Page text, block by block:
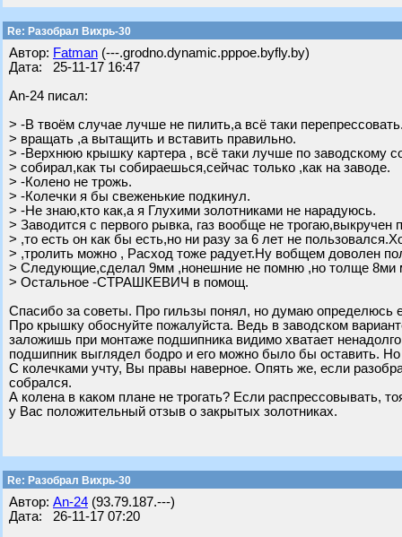
Re: Разобрал Вихрь-30
Автор: Fatman (---.grodno.dynamic.pppoe.byfly.by)
Дата: 25-11-17 16:47
An-24 писал:
> -В твоём случае лучше не пилить,а всё таки
> вращать ,а вытащить и вставить правильно.
> -Верхнюю крышку картера , всё таки лучше по заводскому
> собирал,как ты собираешься,сейчас только ,как на заводе.
> -Колено не трожь.
> -Колечки я бы свеженькие подкинул.
> -Не знаю,кто как,а я Глухими золотниками не нарадуюсь.
> Заводится с первого рывка, газ вообще не трогаю,выкручен
> ,то есть он как бы есть,но ни разу за 6 лет не
> ,тролить можно , Расход тоже радует.Ну вобщем доволен
> Следующие,сделал 9мм ,нонешние не помню ,но толще 8ми
> Остальное -СТРАШКЕВИЧ в помощ.
Спасибо за советы. Про гильзы понял, но думаю
Про крышку обоснуйте пожалуйста. Ведь в заводском
заложишь при монтаже подшипника видимо хватает
подшипник выглядел бодро и его можно было бы оставить.
С колечками учту, Вы правы наверное. Опять же, если
собрался.
А колена в каком плане не трогать? Если распрессовывать,
у Вас положительный отзыв о закрытых золотниках.
Re: Разобрал Вихрь-30
Автор: An-24 (93.79.187.---)
Дата: 26-11-17 07:20